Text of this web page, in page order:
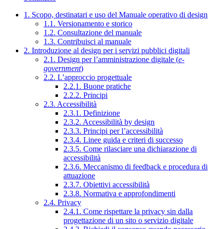
1. Scopo, destinatari e uso del Manuale operativo di design
1.1. Versionamento e storico
1.2. Consultazione del manuale
1.3. Contribuisci al manuale
2. Introduzione al design per i servizi pubblici digitali
2.1. Design per l’amministrazione digitale (e-
government)
2.2. L’approccio progettuale
2.2.1. Buone pratiche
2.2.2. Principi
2.3. Accessibilità
2.3.1. Definizione
2.3.2. Accessibilità by design
2.3.3. Principi per l’accessibilità
2.3.4. Linee guida e criteri di successo
2.3.5. Come rilasciare una dichiarazione di
accessibilità
2.3.6. Meccanismo di feedback e procedura di
attuazione
2.3.7. Obiettivi accessibilità
2.3.8. Normativa e approfondimenti
2.4. Privacy
2.4.1. Come rispettare la privacy sin dalla
progettazione di un sito o servizio digitale